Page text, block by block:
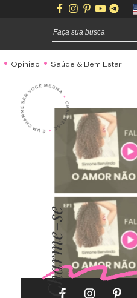
Opinião Saúde & Bem Estar
Charme-se